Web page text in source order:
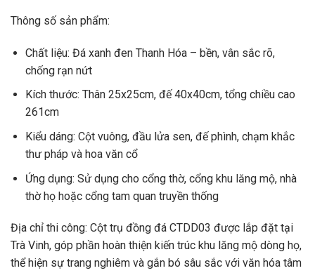
Thông số sản phẩm:
Chất liệu: Đá xanh đen Thanh Hóa – bền, vân sắc rõ,
chống rạn nứt
Kích thước: Thân 25x25cm, đế 40x40cm, tổng chiều cao
261cm
Kiểu dáng: Cột vuông, đầu lửa sen, đế phình, chạm khắc
thư pháp và hoa văn cổ
Ứng dụng: Sử dụng cho cổng thờ, cổng khu lăng mộ, nhà
thờ họ hoặc cổng tam quan truyền thống
Địa chỉ thi công: Cột trụ đồng đá CTDD03 được lắp đặt tại
Trà Vinh, góp phần hoàn thiện kiến trúc khu lăng mộ dòng họ,
thể hiện sự trang nghiêm và gắn bó sâu sắc với văn hóa tâm